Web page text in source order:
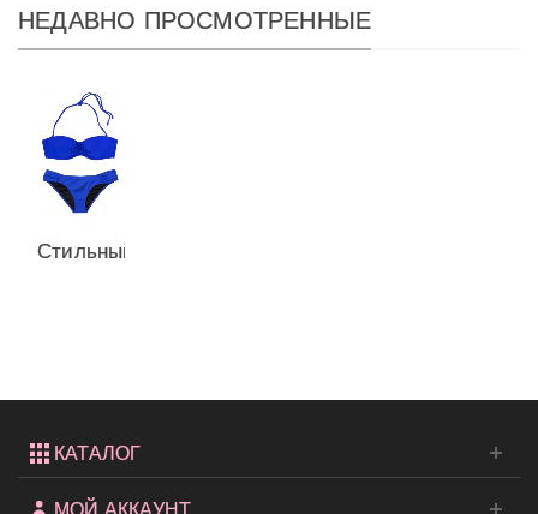
НЕДАВНО ПРОСМОТРЕННЫЕ
Стильный
КАТАЛОГ
МОЙ АККАУНТ